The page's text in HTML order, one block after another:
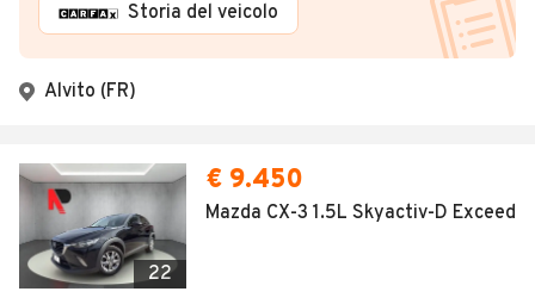
Storia del veicolo
Alvito (FR)
22
€ 9.450
Mazda CX-3 1.5L Skyactiv-D Exceed